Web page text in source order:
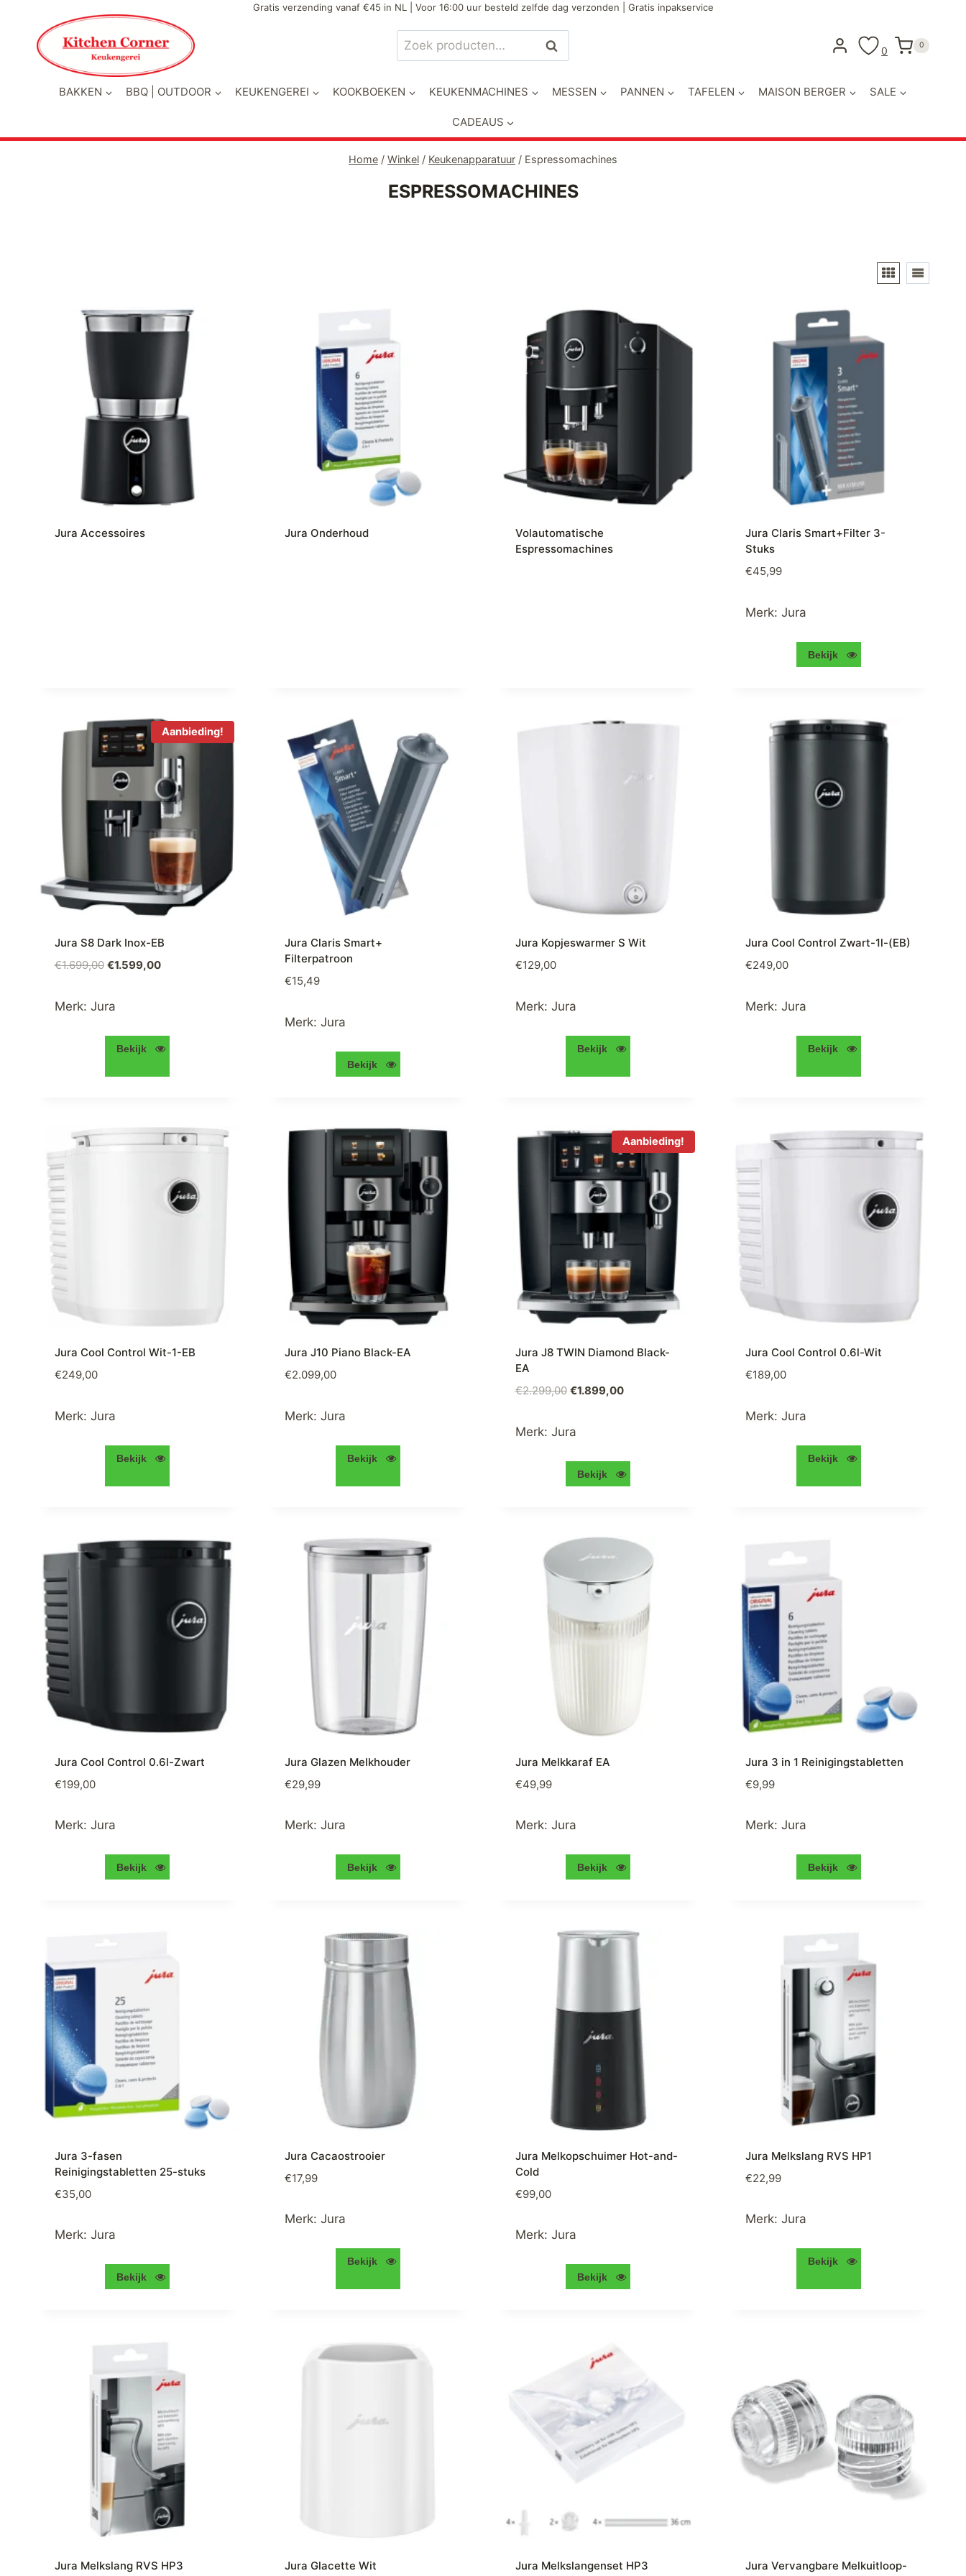
inhoud
Gratis verzending vanaf €45 in NL | Voor 16:00 uur besteld zelfde dag verzonden | Gratis inpakservice
Zoeken
naar:
Zoeken 0 0
BAKKEN BBQ | OUTDOOR KEUKENGEREI KOOKBOEKEN KEUKENMACHINES MESSEN PANNEN TAFELEN MAISON BERGER SALE
CADEAUS
Home / Winkel / Keukenapparatuur / Espressomachines
ESPRESSOMACHINES
Jura Accessoires Jura Onderhoud
Volautomatische
Espressomachines
Jura Claris Smart+Filter 3-
Stuks
€45,99
Merk: Jura
Bekijk
Aanbieding!
Jura S8 Dark Inox-EB
€1.699,00 Oorspronkelijke
€1.599,00Huidige
Merk: Jura
Bekijk
Jura Claris Smart+
Filterpatroon
€15,49
Merk: Jura
Bekijk
Jura Kopjeswarmer S Wit
€129,00
Merk: Jura
Bekijk
Jura Cool Control Zwart-1l-(EB)
€249,00
Merk: Jura
Bekijk
Jura Cool Control Wit-1-EB
€249,00
Merk: Jura
Bekijk
Jura J10 Piano Black-EA
€2.099,00
Merk: Jura
Bekijk
Aanbieding!
Jura J8 TWIN Diamond Black-
EA
€2.299,00 Oorspronkelijke
€1.899,00Huidige
Merk: Jura
Bekijk
Jura Cool Control 0.6l-Wit
€189,00
Merk: Jura
Bekijk
Jura Cool Control 0.6l-Zwart
€199,00
Merk: Jura
Bekijk
Jura Glazen Melkhouder
€29,99
Merk: Jura
Bekijk
Jura Melkkaraf EA
€49,99
Merk: Jura
Bekijk
Jura 3 in 1 Reinigingstabletten
€9,99
Merk: Jura
Bekijk
Jura 3-fasen
Reinigingstabletten 25-stuks
€35,00
Merk: Jura
Bekijk
Jura Cacaostrooier
€17,99
Merk: Jura
Bekijk
Jura Melkopschuimer Hot-and-
Cold
€99,00
Merk: Jura
Bekijk
Jura Melkslang RVS HP1
€22,99
Merk: Jura
Bekijk
Jura Melkslang RVS HP3 Jura Glacette Wit Jura Melkslangenset HP3
Jura Vervangbare Melkuitloop-